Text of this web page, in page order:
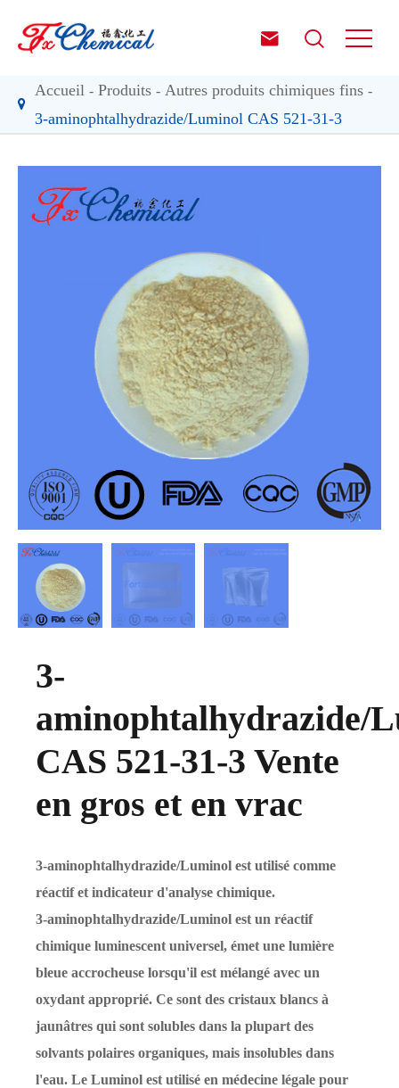
 
Accueil Produits
Autres produits chimiques fins
3-aminophtalhydrazide/Luminol CAS 521-31-3
3-
aminophtalhydrazide/
CAS 521-31-3 Vente
en gros et en vrac
3-aminophtalhydrazide/Luminol est utilisé comme
réactif et indicateur d'analyse chimique.
3-aminophtalhydrazide/Luminol est un réactif
chimique luminescent universel, émet une lumière
bleue accrocheuse lorsqu'il est mélangé avec un
oxydant approprié. Ce sont des cristaux blancs à
jaunâtres qui sont solubles dans la plupart des
solvants polaires organiques, mais insolubles dans
l'eau. Le Luminol est utilisé en médecine légale pour